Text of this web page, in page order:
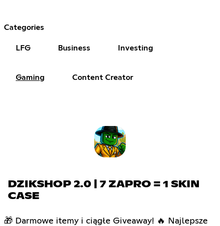
Categories
LFG Business Investing
Gaming Content Creator
DZIKSHOP 2.0 | 7 ZAPRO = 1 SKIN
CASE
🎁 Darmowe itemy i ciągłe Giveaway! 🔥 Najlepsze